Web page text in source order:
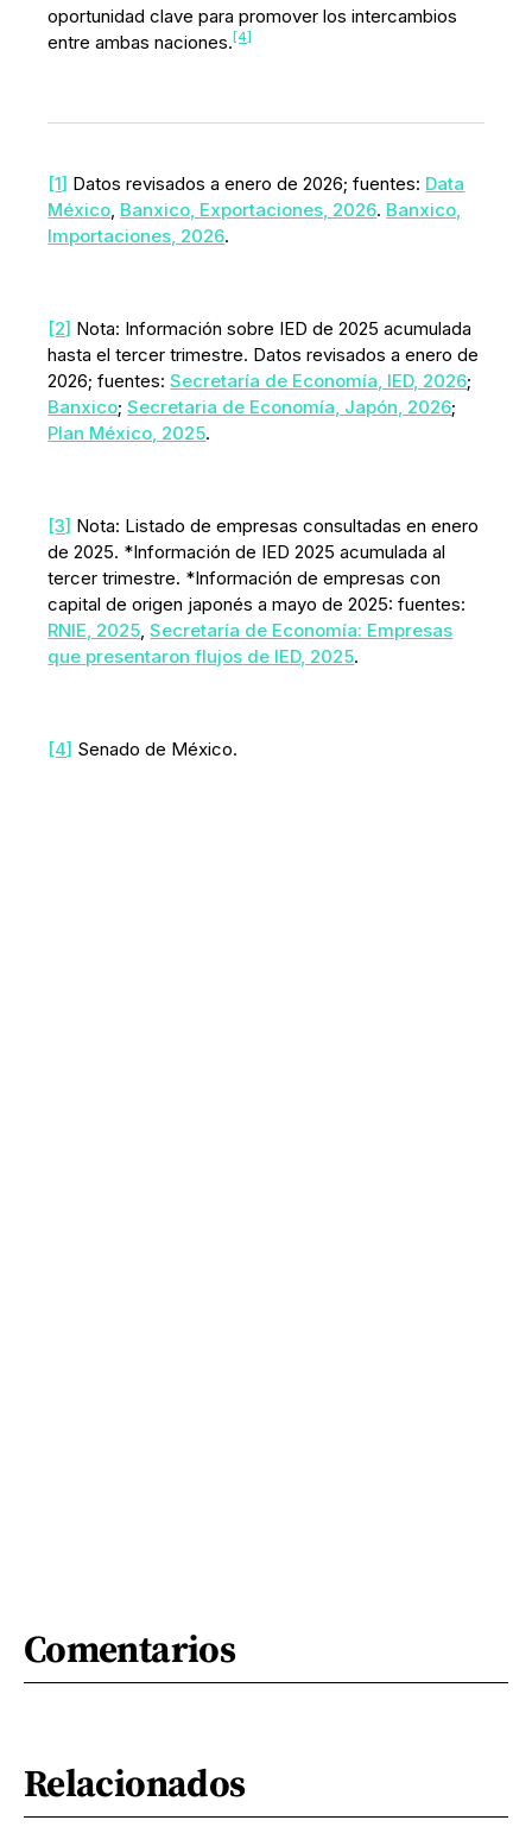
oportunidad clave para promover los intercambios
entre ambas naciones.[4]
[1] Datos revisados ​​a enero de 2026; fuentes: Data
México, Banxico, Exportaciones, 2026. Banxico,
Importaciones, 2026.
[2] Nota: Información sobre IED de 2025 acumulada
hasta el tercer trimestre. Datos revisados ​​a enero de
2026; fuentes:Secretaría de Economía, IED, 2026;
Banxico;Secretaria de Economía, Japón, 2026;
Plan México, 2025.
[3] Nota: Listado de empresas consultadas en enero
de 2025. *Información de IED 2025 acumulada al
tercer trimestre. *Información de empresas con
capital de origen japonés a mayo de 2025: fuentes:
RNIE, 2025,Secretaría de Economía: Empresas
que presentaron flujos de IED, 2025.
[4] Senado de México.
Comentarios
Relacionados